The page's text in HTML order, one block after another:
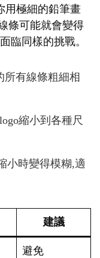
用極細的鉛筆畫
條可能就會變得
臨同樣的挑戰。
所有線條粗細相
縮小到各種尺
小時變得模糊,適
建議
避免